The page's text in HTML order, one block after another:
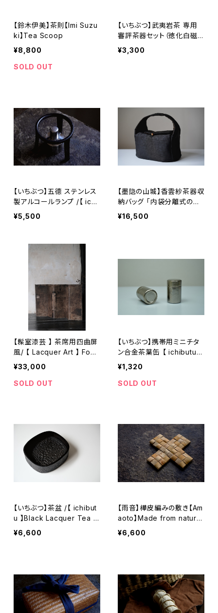
【鈴木伊美】茶則【Imi Suzu
ki】Tea Scoop
¥8,800
SOLD OUT
【いちぶつ】武夷岩茶 専用
審評茶器セット（徳化白磁）
/【 ichibutu 】Professiona
l Wuyi Rock Tea Evaluat
¥3,300
【いちぶつ】五德 ステンレス
製アルコールランプ /【 ichi
butu 】Trivet stainless st
eel alcohol lamp
¥5,500
【墨隐の山城】香雲紗茶器収
納バッグ 「内袋分離式のア
ウトドアティーバッグ」
¥16,500
【髹室漆芸 】 茶席用四曲屏
風/ 【 Lacquer Art 】 Four
-Fold Tea Ceremony Sc
reen
¥33,000
SOLD OUT
【いちぶつ】携帯用ミニチタ
ン合金茶葉缶 【 ichibutu 】
Portable Tea Caddy
¥1,320
SOLD OUT
【いちぶつ】茶盆 /【 ichibut
u 】Black Lacquer Tea T
ray
¥6,600
【雨音】樺皮編みの敷き【Am
aoto】Made from natural
birch bark
¥6,600